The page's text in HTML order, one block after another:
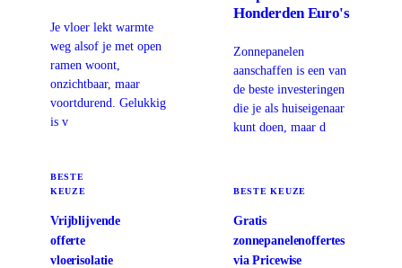
Je vloer lekt warmte
weg alsof je met open
ramen woont,
onzichtbaar, maar
voortdurend. Gelukkig
is v
BESTE
KEUZE
Vrijblijvende
offerte
vloerisolatie
Honderden Euro's
Zonnepanelen
aanschaffen is een van
de beste investeringen
die je als huiseigenaar
kunt doen, maar d
BESTE KEUZE
Gratis
zonnepanelenoffertes
via Pricewise